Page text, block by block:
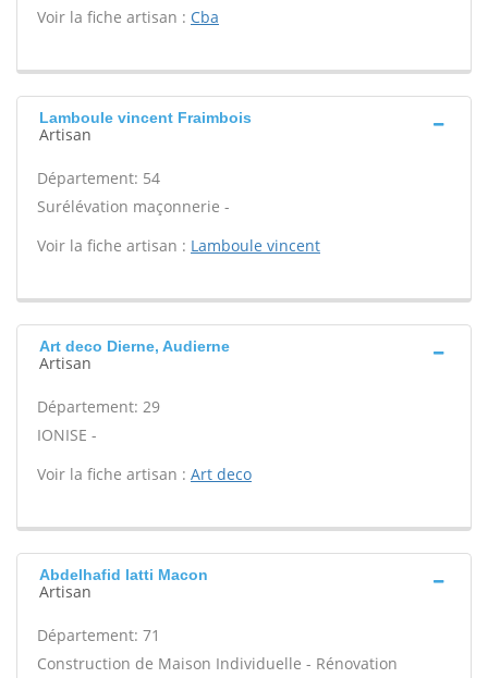
Voir la fiche artisan : Cba
Lamboule vincent Fraimbois
Artisan
Département: 54
Surélévation maçonnerie -
Voir la fiche artisan : Lamboule vincent
Art deco Dierne, Audierne
Artisan
Département: 29
IONISE -
Voir la fiche artisan : Art deco
Abdelhafid latti Macon
Artisan
Département: 71
Construction de Maison Individuelle - Rénovation